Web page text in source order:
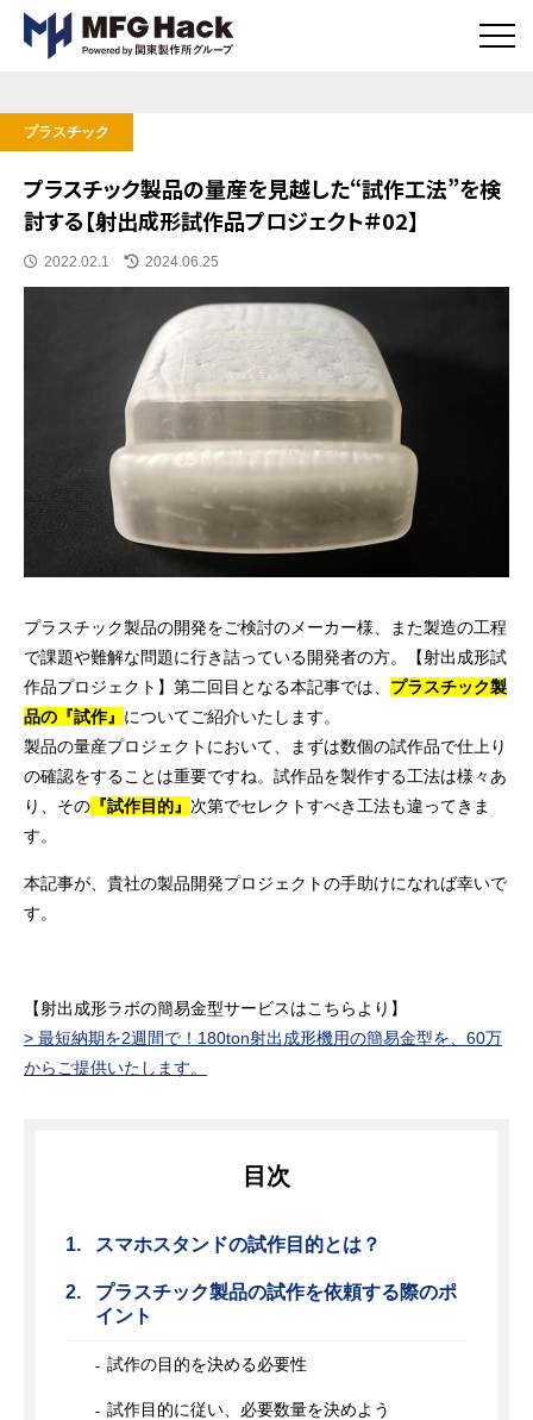
メ
プラスチック製品の量産を見越した“試作工法”を検
討する【射出成形試作品プロジェクト＃02】
プラスチック
公開日
2022.02.1 更新日時
2024.06.25
プラスチック製品の開発をご検討のメーカー様、また製造の工程
で課題や難解な問題に行き詰っている開発者の方。【射出成形試
作品プロジェクト】第二回目となる本記事では、 プラスチック製
品の『試作』 についてご紹介いたします。
製品の量産プロジェクトにおいて、まずは数個の試作品で仕上り
の確認をすることは重要ですね。試作品を製作する工法は様々あ
り、その 『試作目的』 次第でセレクトすべき工法も違ってきま
す。
本記事が、貴社の製品開発プロジェクトの手助けになれば幸いで
す。
【射出成形ラボの簡易金型サービスはこちらより】
> 最短納期を2週間で！180ton射出成形機用の簡易金型を、60万
からご提供いたします。
目次
スマホスタンドの試作目的とは？
プラスチック製品の試作を依頼する際のポ
イント
試作の目的を決める必要性
試作目的に従い、必要数量を決めよう